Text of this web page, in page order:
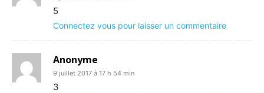
5
Connectez vous pour laisser un commentaire
Anonyme
9 juillet 2017 à 17 h 54 min
3